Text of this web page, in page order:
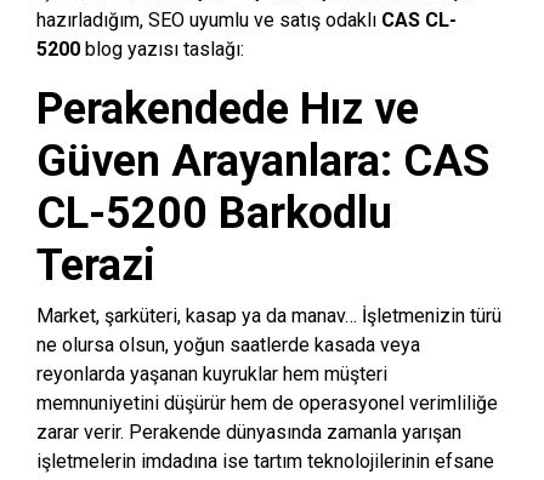
hazırladığım, SEO uyumlu ve satış odaklı CAS CL-
5200 blog yazısı taslağı:
Perakendede Hız ve
Güven Arayanlara: CAS
CL-5200 Barkodlu
Terazi
Market, şarküteri, kasap ya da manav… İşletmenizin türü
ne olursa olsun, yoğun saatlerde kasada veya
reyonlarda yaşanan kuyruklar hem müşteri
memnuniyetini düşürür hem de operasyonel verimliliğe
zarar verir. Perakende dünyasında zamanla yarışan
işletmelerin imdadına ise tartım teknolojilerinin efsane